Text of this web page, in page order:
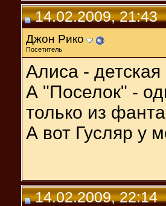
14.02.2009, 21:43
Джон Рико
Посетитель
Алиса - детская
А "Поселок" -
только из
А вот Гусляр у
14.02.2009, 22:14